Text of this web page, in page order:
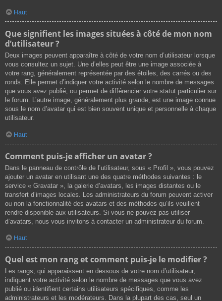
Haut
Que signifient les images situées à côté de mon nom
d’utilisateur ?
Deux images peuvent apparaître à côté de votre nom d’utilisateur lorsque
vous consultez un sujet. Une d’elles peut être une image associée à
votre rang, généralement représentée par des étoiles, des carrés ou des
ronds. Elle permet d’indiquer votre activité selon le nombre de messages
que vous avez publié, ou permet de différencier votre statut particulier sur
le forum. L’autre image, généralement plus grande, est une image connue
sous le nom d’avatar qui est bien souvent unique et personnelle à chaque
utilisateur.
Haut
Comment puis-je afficher un avatar ?
Dans le panneau de contrôle de l’utilisateur, sous « Profil », vous pouvez
ajouter un avatar en utilisant une des quatre méthodes suivantes : le
service « Gravatar », la galerie d’avatars, les images distantes ou le
transfert d’images locales. Les administrateurs du forum peuvent activer
ou non la fonctionnalité des avatars et des méthodes qu’ils veuillent
rendre disponible aux utilisateurs. Si vous ne pouvez pas utiliser
d’avatars, nous vous invitons à contacter un administrateur du forum.
Haut
Quel est mon rang et comment puis-je le modifier ?
Les rangs, qui apparaissent en dessous de votre nom d’utilisateur,
indiquent votre activité selon le nombre de messages que vous avez
publié ou identifient certains utilisateurs spécifiques, comme les
administrateurs et les modérateurs. Dans la plupart des cas, seul un